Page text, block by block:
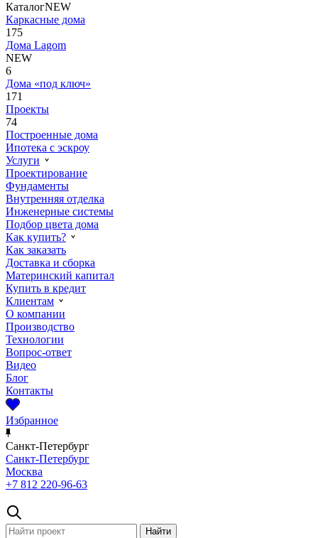
КаталогNEW
Каркасные дома
175
Дома Lagom
NEW
6
Дома «под ключ»
171
Проекты
74
Построенные дома
Ипотека с эскроу
Услуги
Проектирование
Фундаменты
Внутренняя отделка
Инженерные системы
Подбор цвета дома
Как купить?
Как заказать
Доставка и сборка
Материнский капитал
Купить в кредит
Клиентам
О компании
Производство
Технологии
Вопрос-ответ
Видео
Блог
Контакты
Избранное
Санкт-Петербург
Санкт-Петербург
Москва
+7 812 220-96-63